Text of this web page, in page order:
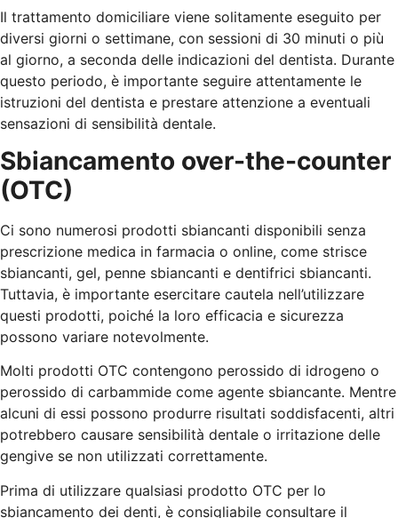
Il trattamento domiciliare viene solitamente eseguito per
diversi giorni o settimane, con sessioni di 30 minuti o più
al giorno, a seconda delle indicazioni del dentista. Durante
questo periodo, è importante seguire attentamente le
istruzioni del dentista e prestare attenzione a eventuali
sensazioni di sensibilità dentale.
Sbiancamento over-the-counter
(OTC)
Ci sono numerosi prodotti sbiancanti disponibili senza
prescrizione medica in farmacia o online, come strisce
sbiancanti, gel, penne sbiancanti e dentifrici sbiancanti.
Tuttavia, è importante esercitare cautela nell’utilizzare
questi prodotti, poiché la loro efficacia e sicurezza
possono variare notevolmente.
Molti prodotti OTC contengono perossido di idrogeno o
perossido di carbammide come agente sbiancante. Mentre
alcuni di essi possono produrre risultati soddisfacenti, altri
potrebbero causare sensibilità dentale o irritazione delle
gengive se non utilizzati correttamente.
Prima di utilizzare qualsiasi prodotto OTC per lo
sbiancamento dei denti, è consigliabile consultare il